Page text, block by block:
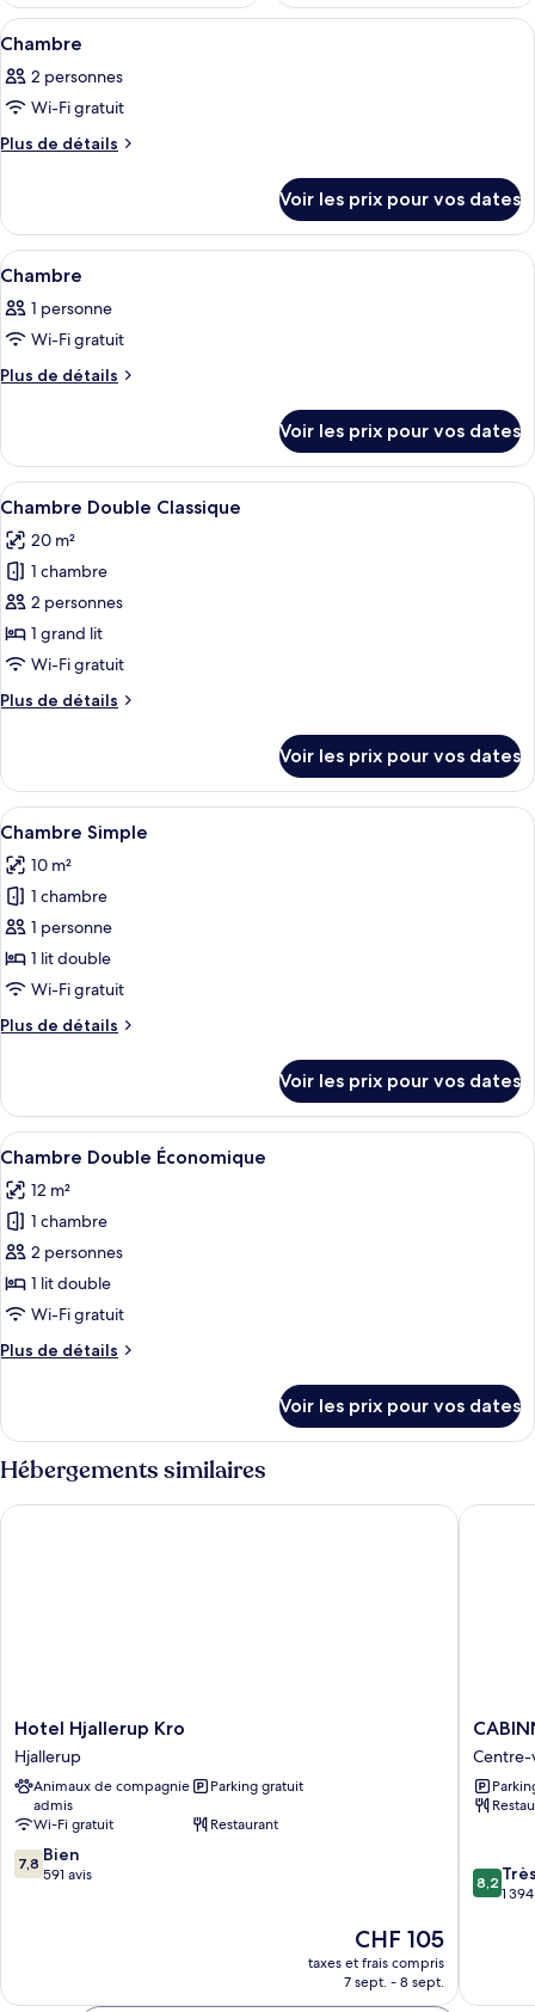
r
o
y
a
g
Afficher
toutes
les
photos
pour
de
chambre :
Chambre
Une chambre à coucher avec un lit,
9
Chambre
2 personnes
Wi-Fi gratuit
Plus de détails
Plus
le
type
de
Chambre
Voir les prix pour vos dates
Afficher
toutes
les
photos
pour
de
chambre :
Chambre
Une chambre avec un grand lit, une
5
Chambre
1 personne
Wi-Fi gratuit
Plus de détails
Plus
le
type
de
Chambre
Voir les prix pour vos dates
Afficher
toutes
les
photos
pour
ce
type
chambre :
Classique
Une chambre à coucher avec un lit,
9
Chambre Double Classique
20 m²
1 chambre
2 personnes
1 grand lit
Wi-Fi gratuit
Plus de détails
Plus
le
type
de
Chambre
Double
Classique
Voir les prix pour vos dates
Afficher
toutes
les
photos
pour
ce
type
chambre :
Une chambre à coucher avec un lit,
5
Chambre Simple
10 m²
1 chambre
1 personne
1 lit double
Wi-Fi gratuit
Plus de détails
Plus
le
type
de
Chambre
Simple
Voir les prix pour vos dates
Afficher
toutes
les
photos
pour
ce
type
chambre :
Économique
Une chambre à coucher
1
Chambre Double Économique
12 m²
1 chambre
2 personnes
1 lit double
Wi-Fi gratuit
Plus de détails
Plus
le
type
de
chambre
Chambre
Voir les prix pour vos dates
Hébergements similaires
Hotel
Hjallerup
Kro
Hjallerup
Hotel Hjallerup Kro
Hjallerup
Animaux de compagnie
admis
Parking gratuit
Wi-Fi gratuit
Restaurant
7.8
sur
7,8 Bien
591 avis
Le
nouveau
prix
CHF 105
taxes et frais compris
7 sept. - 8 sept.
Hotel Hjallerup Kro
CABINN
Aalborg
Hotel
Centre-
ville
Centre-
8.2
sur
8,2
1